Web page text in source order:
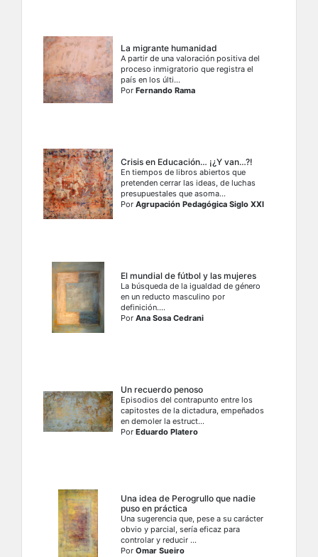
La migrante humanidad
A partir de una valoración positiva del
proceso inmigratorio que registra el
país en los últi...
PorFernando Rama
Crisis en Educación… ¡¿Y van…?!
En tiempos de libros abiertos que
pretenden cerrar las ideas, de luchas
presupuestales que asoma...
PorAgrupación Pedagógica Siglo XXI
El mundial de fútbol y las mujeres
La búsqueda de la igualdad de género
en un reducto masculino por
definición....
PorAna Sosa Cedrani
Un recuerdo penoso
Episodios del contrapunto entre los
capitostes de la dictadura, empeñados
en demoler la estruct...
PorEduardo Platero
Una idea de Perogrullo que nadie
puso en práctica
Una sugerencia que, pese a su carácter
obvio y parcial, sería eficaz para
controlar y reducir ...
PorOmar Sueiro